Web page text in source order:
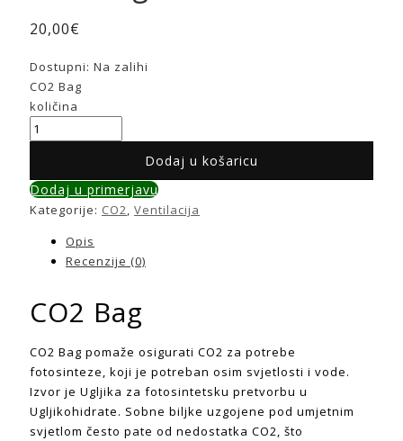
20,00€
Dostupni: Na zalihi
CO2 Bag
količina
Dodaj u košaricu
Dodaj u primerjavu
Kategorije: CO2, Ventilacija
Opis
Recenzije (0)
CO2 Bag
CO2 Bag pomaže osigurati CO2 za potrebe
fotosinteze, koji je potreban osim svjetlosti i vode.
Izvor je Ugljika za fotosintetsku pretvorbu u
Ugljikohidrate. Sobne biljke uzgojene pod umjetnim
svjetlom često pate od nedostatka CO2, što